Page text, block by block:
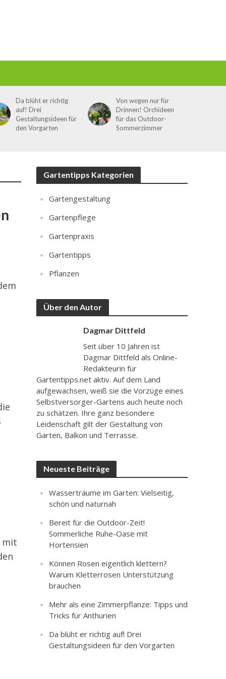
Da blüht er richtig
auf! Drei
Gestaltungsideen für
den Vorgarten
Von wegen nur für
Drinnen! Orchideen
für das Outdoor-
Sommerzimmer
mit
Gartentipps Kategorien
Gartengestaltung
Gartenpflege
Gartenpraxis
Gartentipps
Pflanzen
Über den Autor
Dagmar Dittfeld
Seit über 10 Jahren ist
Dagmar Dittfeld als Online-
Redakteurin für
Gartentipps.net aktiv. Auf dem Land
aufgewachsen, weiß sie die Vorzüge eines
Selbstversorger-Gartens auch heute noch
zu schätzen. Ihre ganz besondere
Leidenschaft gilt der Gestaltung von
Garten, Balkon und Terrasse.
Neueste Beiträge
Wasserträume im Garten: Vielseitig,
schön und naturnah
Bereit für die Outdoor-Zeit!
Sommerliche Ruhe-Oase mit
Hortensien
Können Rosen eigentlich klettern?
Warum Kletterrosen Unterstützung
brauchen
Mehr als eine Zimmerpflanze: Tipps und
Tricks für Anthurien
Da blüht er richtig auf! Drei
Gestaltungsideen für den Vorgarten